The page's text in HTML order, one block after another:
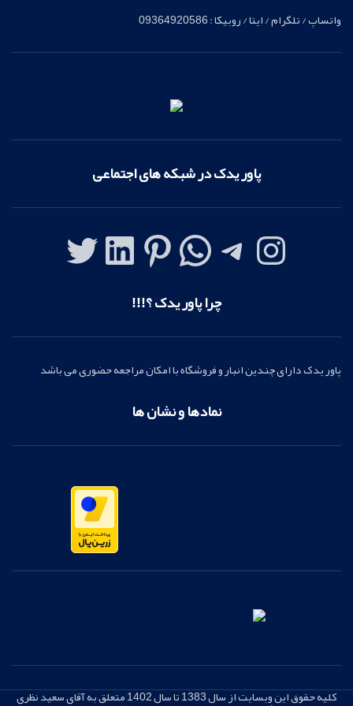
واتساپ / تلگرام / ایتا / روبیکا : 09364920586
پاور یدک در شبکه های اجتماعی
چرا پاور یدک ؟!!!
پاور یدک دارای چندین انبار و فروشگاه با امکان مراجعه حضوری می باشد
نمادها و نشان ها
کلیه حقوق این وبسایت از سال 1383 تا سال 1402 متعلق به آقای سعید نظری